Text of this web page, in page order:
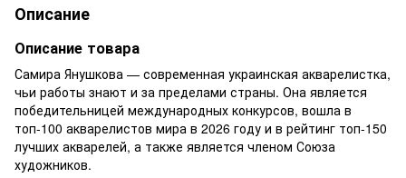
Описание
Описание товара
Самира Янушкова — современная украинская акварелистка,
чьи работы знают и за пределами страны. Она является
победительницей международных конкурсов, вошла в
топ-100 акварелистов мира в 2026 году и в рейтинг топ-150
лучших акварелей, а также является членом Союза
художников.